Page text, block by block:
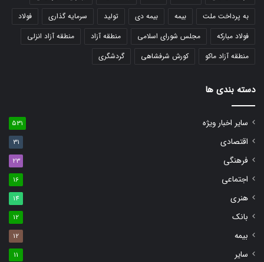
به پرداخت ملت
بیمه بیمه دی تولید سرمایه گذاری
فولاد
فولاد مبارکه
مجلس شورای اسلامی منطقه آزاد
منطقه آزاد انزلی
منطقه آزاد ماکو
کورش شرفشاهی گردشگری
دسته بندی ها
سایر اخبار ویژه 531
اقتصادی 31
فرهنگی 23
اجتماعی 16
هنری 14
بانک 12
بیمه 12
سایر 11